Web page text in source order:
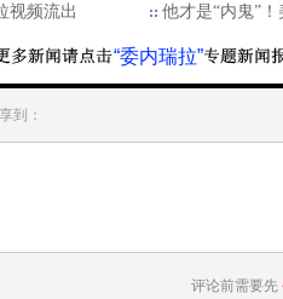
视频流出
他才是“内鬼”
“委内瑞拉”
到：
评论前需要先